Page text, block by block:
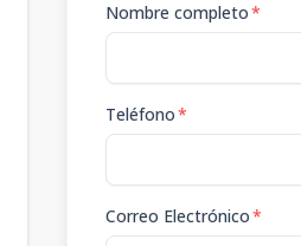
Nombre completo*
Teléfono*
Correo Electrónico*